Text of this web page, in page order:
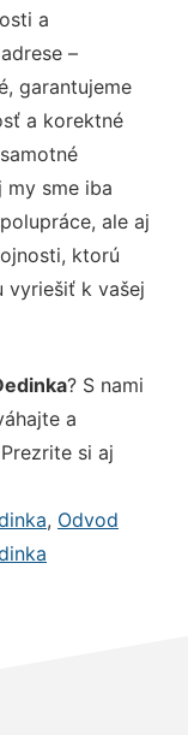
a
–
garantujeme
a korektné
my sme iba
ale aj
ktorú
vyriešiť k vašej
? S nami
a
si aj
, Odvod